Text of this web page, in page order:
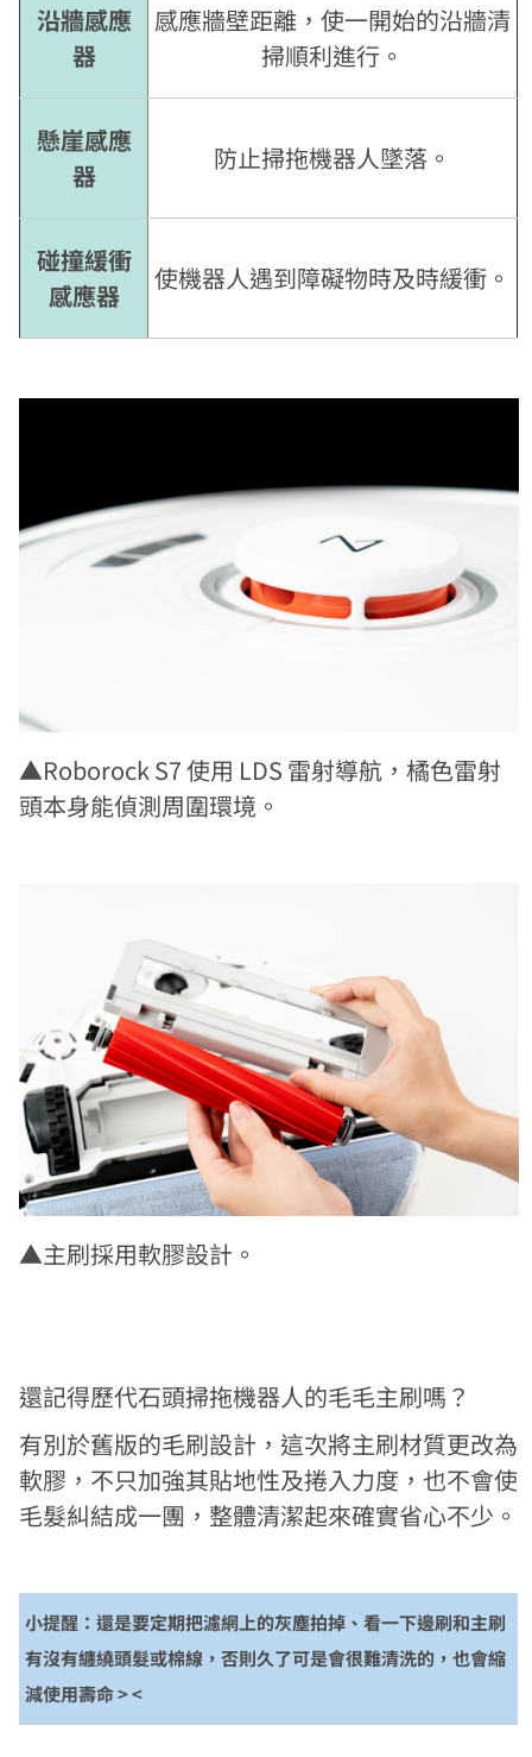
沿牆感應
器
感應牆壁距離，使一開始的沿牆清
掃順利進行。
懸崖感應
器
防止掃拖機器人墜落。
碰撞緩衝
感應器
使機器人遇到障礙物時及時緩衝。
▲Roborock S7 使用 LDS 雷射導航，橘色雷射
頭本身能偵測周圍環境。
▲主刷採用軟膠設計。
還記得歷代石頭掃拖機器人的毛毛主刷嗎？
有別於舊版的毛刷設計，這次將主刷材質更改為
軟膠，不只加強其貼地性及捲入力度，也不會使
毛髮糾結成一團，整體清潔起來確實省心不少。
小提醒：還是要定期把濾網上的灰塵拍掉、看一下邊刷和主刷
有沒有纏繞頭髮或棉線，否則久了可是會很難清洗的，也會縮
減使用壽命 > <